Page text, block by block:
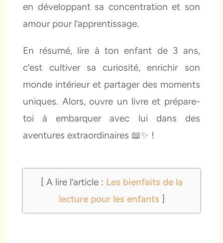
en développant sa concentration et son
amour pour l’apprentissage.
En résumé, lire à ton enfant de 3 ans,
c’est cultiver sa curiosité, enrichir son
monde intérieur et partager des moments
uniques. Alors, ouvre un livre et prépare-
toi à embarquer avec lui dans des
aventures extraordinaires 📖✨ !
[ A lire l’article : Les bienfaits de la
lecture pour les enfants]